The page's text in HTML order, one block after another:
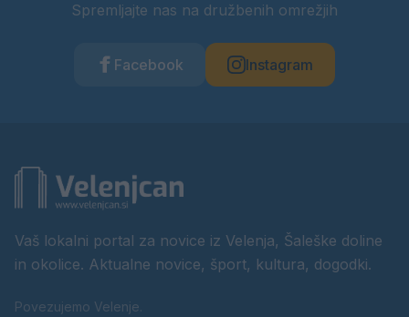
Spremljajte nas na družbenih omrežjih
Facebook Instagram
Vaš lokalni portal za novice iz Velenja, Šaleške doline
in okolice. Aktualne novice, šport, kultura, dogodki.
Povezujemo Velenje.